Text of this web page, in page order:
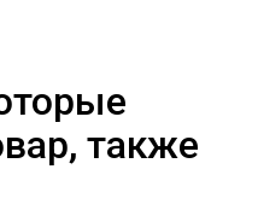
также